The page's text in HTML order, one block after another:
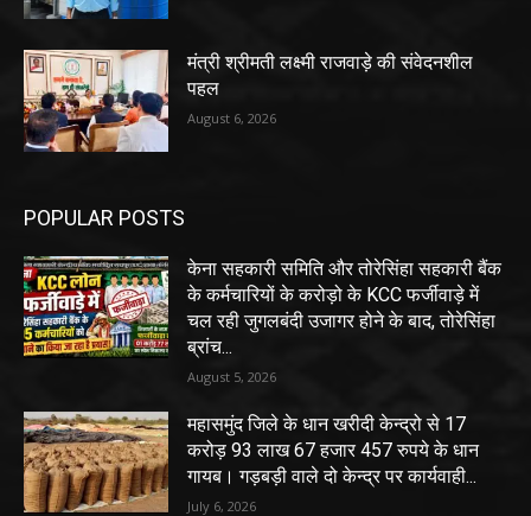
मंत्री श्रीमती लक्ष्मी राजवाड़े की संवेदनशील
पहल
August 6, 2026
POPULAR POSTS
केना सहकारी समिति और तोरेसिंहा सहकारी बैंक
के कर्मचारियों के करोड़ो के KCC फर्जीवाड़े में
चल रही जुगलबंदी उजागर होने के बाद, तोरेसिंहा
ब्रांच...
August 5, 2026
महासमुंद जिले के धान खरीदी केन्द्रो से 17
करोड़ 93 लाख 67 हजार 457 रुपये के धान
गायब। गड़बड़ी वाले दो केन्द्र पर कार्यवाही...
July 6, 2026